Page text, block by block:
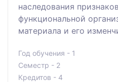
наследования
функциональной
материала и его
Год обучения - 1
Семестр - 2
Кредитов - 4